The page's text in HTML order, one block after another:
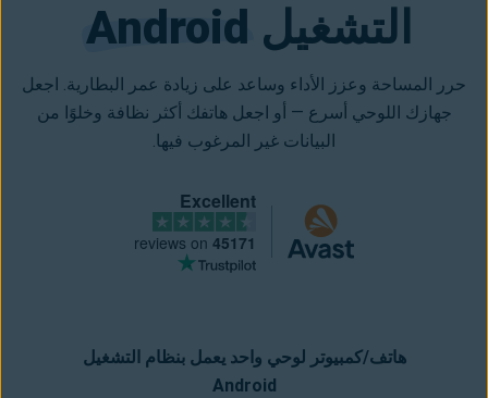
التشغيل Android
حرر المساحة وعزز الأداء وساعد على زيادة عمر البطارية. اجعل
جهازك اللوحي أسرع — أو اجعل هاتفك أكثر نظافة وخلوًا من
البيانات غير المرغوب فيها.
Excellent
45171
هاتف/كمبيوتر لوحي واحد يعمل بنظام التشغيل
Android